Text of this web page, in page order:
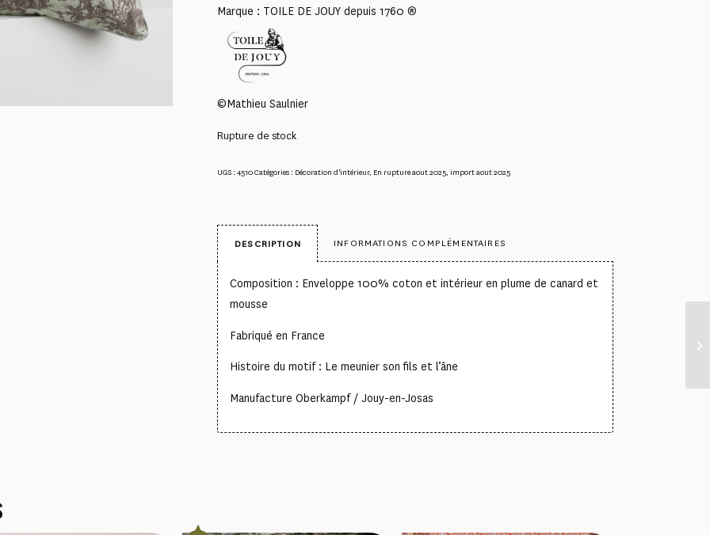
Marque : TOILE DE JOUY depuis 1760 ®
©Mathieu Saulnier
Rupture de stock
UGS :4510Catégories : Décoration d'intérieur, En rupture aout 2025, import aout 2025
DESCRIPTION INFORMATIONS COMPLÉMENTAIRES
Composition : Enveloppe 100% coton et intérieur en plume de canard et
mousse
Fabriqué en France
Histoire du motif : Le meunier son fils et l’âne
Manufacture Oberkampf / Jouy-en-Josas